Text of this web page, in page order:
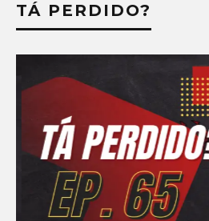
TÁ PERDIDO?